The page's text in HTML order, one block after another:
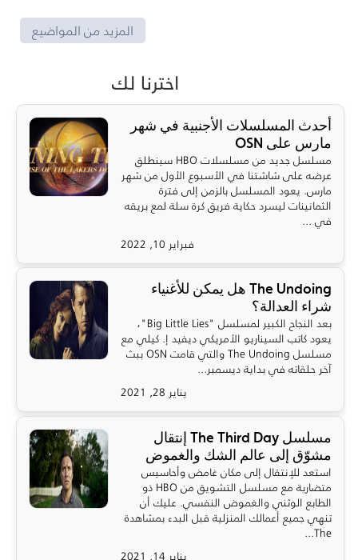
المزيد من المواضيع
اخترنا لك
أحدث المسلسلات الأجنبية في شهر
مارس على OSN
مسلسل جديد من مسلسلات HBO سينطلق
عرضه على شاشتنا في الأسبوع الأول من شهر
مارس. يعود المسلسل بالزمن إلى فترة
الثمانينات ليسرد حكاية فريق كرة سلة لمع بريقه
في ...
فبراير 10, 2022
The Undoing هل يمكن للأغنياء
شراء العدالة؟
بعد النجاح الكبير لمسلسل "Big Little Lies"،
يعود كاتب السيناريو الأمريكي ديفيد إ. كيلي مع
مسلسل The Undoing والتي قامت OSN ببث
آخر حلقاته في بداية ديسمبر...
يناير 28, 2021
مسلسل The Third Day إنتقال
مشوّق إلى عالم الشك والغموض
استعد للإنتقال إلى مكان غامض وأحاسيس
متضاربة مع مسلسل التشويق من HBO ذو
الطابع الوثني والغموض النفسي. عليك أن
تنهي جميع أعمالك المنزلية قبل البدء بمشاهدة
The...
يناير 14, 2021